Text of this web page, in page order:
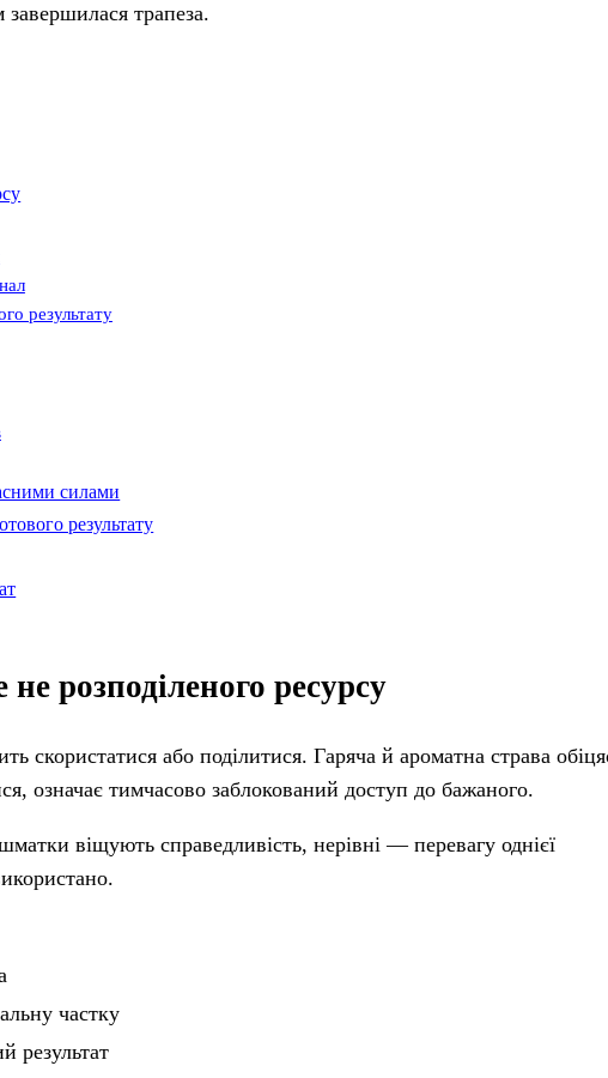
трапеза.
результату
силами
результату
розподіленого ресурсу
скористатися або поділитися. Гаряча й ароматна страва
означає тимчасово заблокований доступ до бажаного.
віщують справедливість, нерівні — перевагу однієї
частку
результат